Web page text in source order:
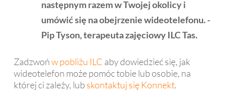
następnym razem w Twojej okolicy i
umówić się na obejrzenie wideotelefonu. -
Pip Tyson, terapeuta zajęciowy ILC Tas.
Zadzwońw pobliżu ILC aby dowiedzieć się, jak
wideotelefon może pomóc tobie lub osobie, na
której ci zależy, lub skontaktuj się Konnekt.